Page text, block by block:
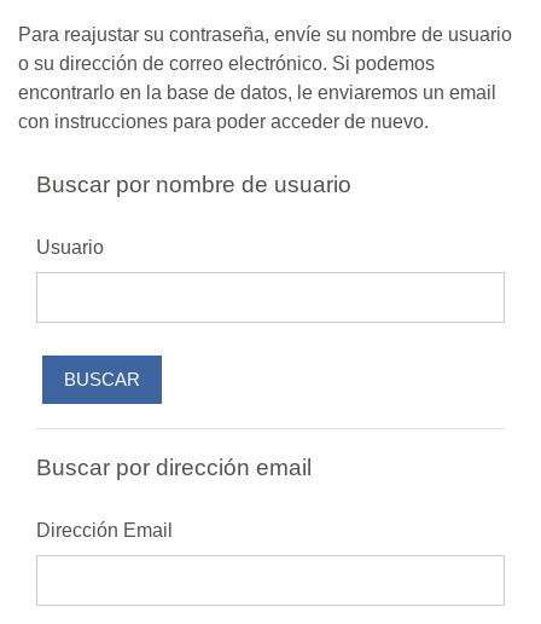
Para reajustar su contraseña, envíe su nombre de usuario
o su dirección de correo electrónico. Si podemos
encontrarlo en la base de datos, le enviaremos un email
con instrucciones para poder acceder de nuevo.
Buscar por nombre de usuario
Usuario
Buscar por dirección email
Dirección Email